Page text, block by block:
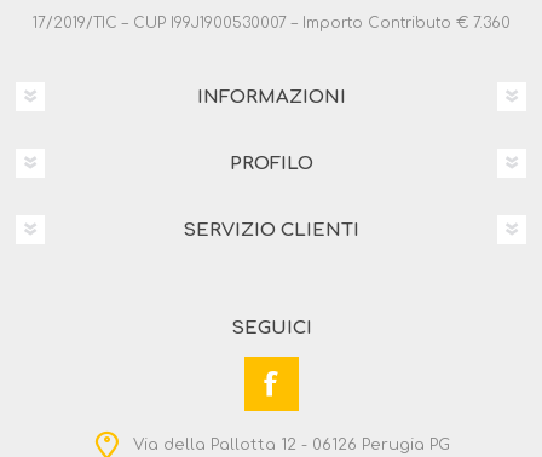
17/2019/TIC – CUP I99J1900530007 – Importo Contributo € 7.360
INFORMAZIONI
PROFILO
SERVIZIO CLIENTI
SEGUICI
Via della Pallotta 12 - 06126 Perugia PG